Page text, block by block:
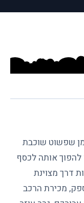
שפשוט שוכבת
להפוך אותה לכסף
דרך מצוינת
מכירת הרכב